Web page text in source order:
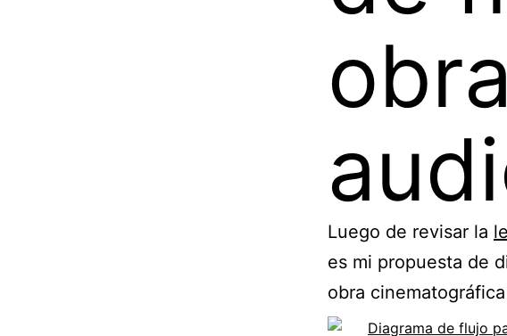
Luego de revisar la
es mi propuesta de
obra